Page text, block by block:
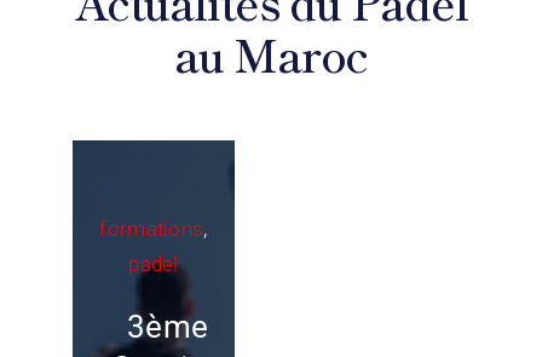
au Maroc
formations,
padel
3ème